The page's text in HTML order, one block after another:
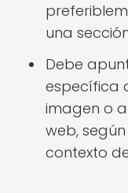
una
Debe
específica
imagen o
web,
contexto